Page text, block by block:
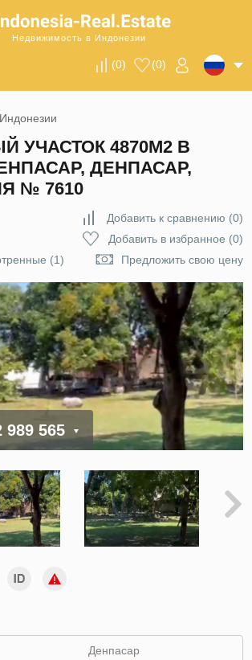
Недвижимость в Индонезии
(0) (0)
УЧАСТОК 4870М2 В
ДЕНПАСАР,
№ 7610
Добавить к сравнению (0)
Добавить в избранное (0)
(1)
Предложить свою цену
989 565
Денпасар